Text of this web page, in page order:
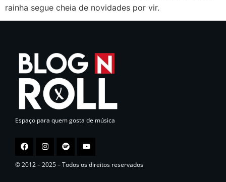
rainha segue cheia de novidades por vir.
Espaço para quem gosta de música
© 2012 – 2025 – Todos os direitos reservados